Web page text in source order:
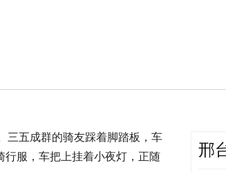
三五成群的骑友踩着脚踏板，车
行服，车把上挂着小夜灯，正随
邢